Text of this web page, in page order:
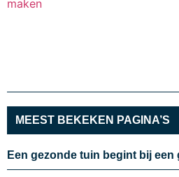
MEEST BEKEKEN PAGINA’S
Een gezonde tuin begint bij een